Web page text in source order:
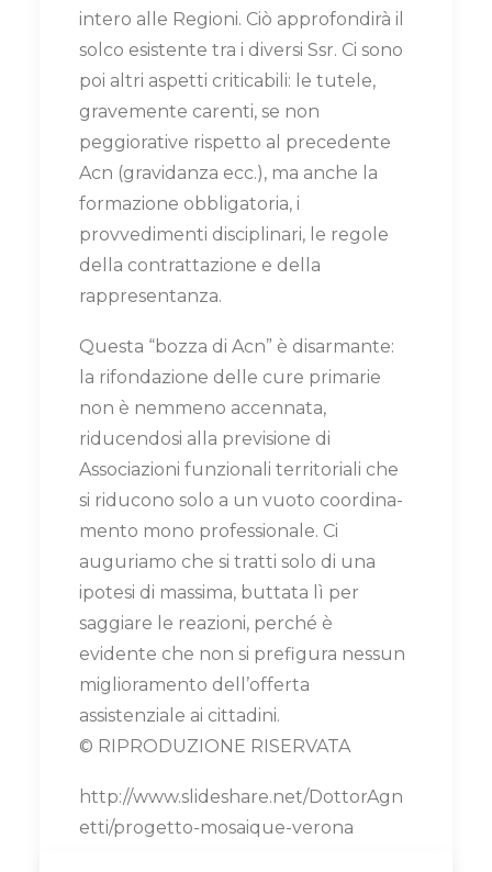
intero alle Regioni. Ciò approfondirà il
solco esistente tra i diversi Ssr. Ci sono
poi altri aspetti criticabili: le tutele,
gravemente carenti, se non
peggiorative rispetto al precedente
Acn (gravidanza ecc.), ma anche la
formazione obbligatoria, i
provvedimenti disciplinari, le regole
della contrattazione e della
rappresentanza.
Questa “bozza di Acn” è disarmante:
la rifondazione delle cure primarie
non è nemmeno accennata,
riducendosi alla previsione di
Associazioni funzionali territoriali che
si riducono solo a un vuoto coordina-
mento mono professionale. Ci
auguriamo che si tratti solo di una
ipotesi di massima, buttata lì per
saggiare le reazioni, perché è
evidente che non si prefigura nessun
miglioramento dell’offerta
assistenziale ai cittadini.
© RIPRODUZIONE RISERVATA
http://www.slideshare.net/DottorAgn
etti/progetto-mosaique-verona